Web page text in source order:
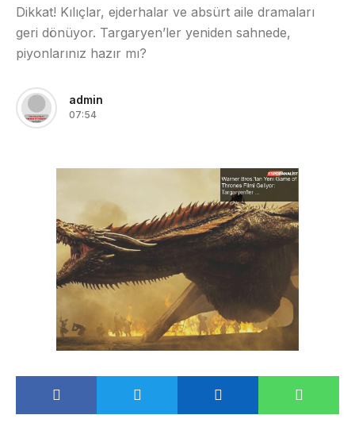
Dikkat! Kılıçlar, ejderhalar ve absürt aile dramaları
geri dönüyor. Targaryen’ler yeniden sahnede,
piyonlarınız hazır mı?
admin
07:54